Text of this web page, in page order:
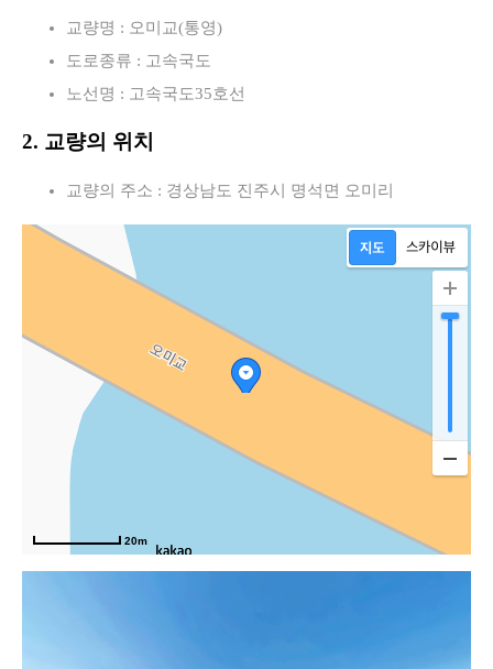
교량명 : 오미교(통영)
도로종류 : 고속국도
노선명 : 고속국도35호선
2. 교량의 위치
교량의 주소 : 경상남도 진주시 명석면 오미리
20m